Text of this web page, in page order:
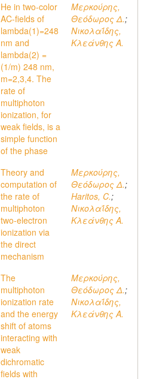
He in two-color
AC-fields of
lambda(1)=248
nm and
lambda(2) =
(1/m) 248 nm,
m=2,3,4. The
rate of
multiphoton
ionization, for
weak fields, is a
simple function
of the phase
Μερκούρης,
Θεόδωρος Δ.;
Νικολαΐδης,
Κλεάνθης A.
Theory and
computation of
the rate of
multiphoton
two-electron
ionization via
the direct
mechanism
Μερκούρης,
Θεόδωρος Δ.;
Haritos, C.;
Νικολαΐδης,
Κλεάνθης A.
The
multiphoton
ionization rate
and the energy
shift of atoms
interacting with
weak
dichromatic
fields with
Μερκούρης,
Θεόδωρος Δ.;
Νικολαΐδης,
Κλεάνθης A.